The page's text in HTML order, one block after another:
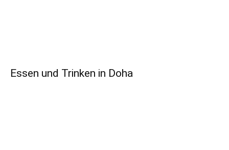
Essen und Trinken in Doha